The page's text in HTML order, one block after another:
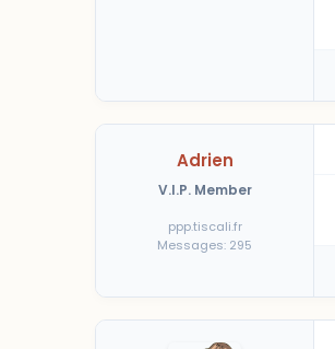
Adrien
V.I.P. Member
ppp.tiscali.fr
Messages: 295